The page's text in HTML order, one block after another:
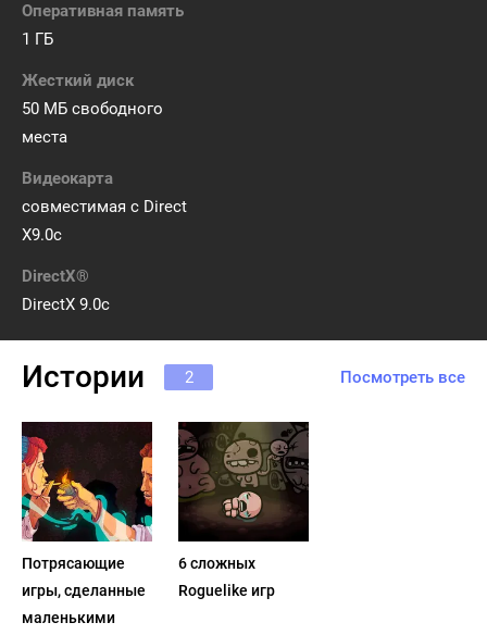
Оперативная память
1 ГБ
Жесткий диск
50 МБ свободного
места
Видеокарта
совместимая с Direct
X9.0c
DirectX®
DirectX 9.0c
Истории 2 Посмотреть все
Потрясающие
игры, сделанные
маленькими
6 сложных
Roguelike игр